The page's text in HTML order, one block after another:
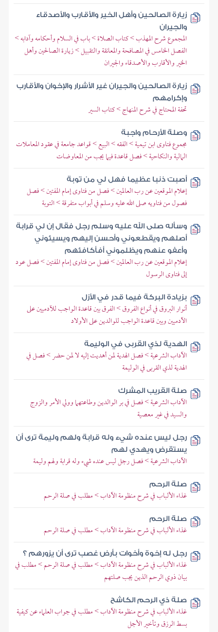
زيارة الصالحين وأهل الخير والأقارب والأصدقاء
والجيران
المجموع شرح المهذب > كتاب الصلاة > باب في السلام وأحكامه وآدابه >
الفصل الخامس في المصافحة والمعانقة والتقبيل > زيارة الصالحين وأهل
الخير والأقارب والأصدقاء والجيران
زيارة الصالحين والجيران غير الأشرار والإخوان والأقارب
وإكرامهم
تحفة المحتاج في شرح المنهاج > كتاب السير
وصلة الأرحام واجبة
مجموع فتاوى ابن تيمية > الفقه > البيع > قواعد جامعة في عقود المعاملات
المالية والنكاحية > فصل قاعدة فيما يجب من المعاوضات
أصبت ذنبا عظيما فهل لي من توبة
إعلام الموقعين عن رب العالمين > فصل من فتاوى إمام المفتين > فصل
فصول من فتاويه صلى الله عليه وسلم في أبواب متفرقة > التوبة
وسأله صلى الله عليه وسلم رجل فقال إن لي قرابة
أصلهم ويقطعوني وأحسن إليهم ويسيئوني
وأعفو عنهم ويظلموني أفأكافئهم
إعلام الموقعين عن رب العالمين > فصل من فتاوى إمام المفتين > فصل عود
إلى فتاوى الرسول
بزيادة البركة فيما قدر في الأزل
أنوار البروق في أنواع الفروق > الفرق بين قاعدة الواجب للآدميين على
الآدميين وبين قاعدة الواجب للوالدين على الأولاد
الهدية لذي القربى في الوليمة
الآداب الشرعية > فصل الهدية لمن أهديت إليه لا لمن حضر > فصل في
الهدية لذي القربى في الوليمة
صلة القريب المشرك
الآداب الشرعية > فصل في بر الوالدين وطاعتهما وولي الأمر والزوج
والسيد في غير معصية
رجل ليس عنده شيء وله قرابة ولهم وليمة ترى أن
يستقرض ويهدي لهم
الآداب الشرعية > فصل رجل ليس عنده شيء وله قرابة ولهم وليمة
صلة الرحم
غذاء الألباب في شرح منظومة الآداب > مطلب في صلة الرحم
صلة الرحم
غذاء الألباب في شرح منظومة الآداب > مطلب في صلة الرحم
رجل له إخوة وأخوات بأرض غصب ترى أن يزورهم ؟
غذاء الألباب في شرح منظومة الآداب > مطلب في صلة الرحم > مطلب في
بيان ذوي الرحم الذين يجب صلتهم
صلة ذي الرحم الكاشح
غذاء الألباب في شرح منظومة الآداب > مطلب في جواب العلماء عن كيفية
بسط الرزق وتأخير الأجل